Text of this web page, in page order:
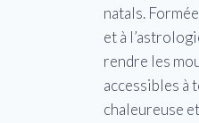
natals.
et à
rendre les
accessibles à
chaleureuse